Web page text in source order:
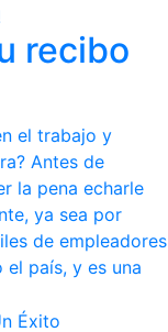
recibo
el trabajo y
Antes de
la pena echarle
ya sea por
de empleadores
el país, y es una